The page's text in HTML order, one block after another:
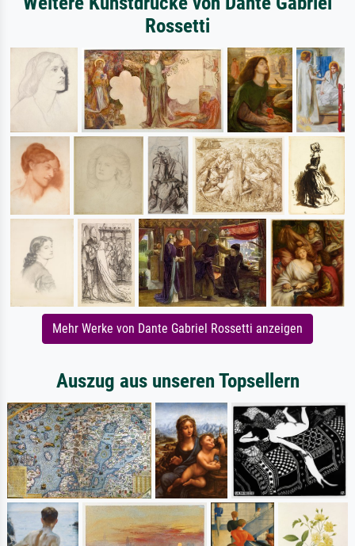
Rossetti
Mehr Werke von Dante Gabriel Rossetti anzeigen
Auszug aus unseren Topsellern